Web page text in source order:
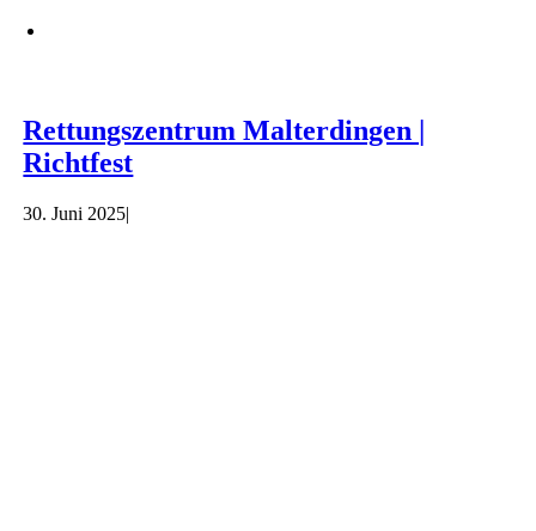
Rettungszentrum Malterdingen |
Richtfest
30. Juni 2025|